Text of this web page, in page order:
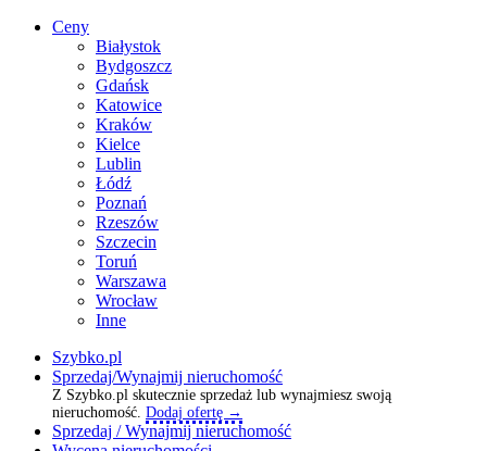
Ceny
Białystok
Bydgoszcz
Gdańsk
Katowice
Kraków
Kielce
Lublin
Łódź
Poznań
Rzeszów
Szczecin
Toruń
Warszawa
Wrocław
Inne
Szybko.pl
Sprzedaj/Wynajmij nieruchomość
Z Szybko.pl skutecznie sprzedaż lub wynajmiesz swoją
nieruchomość. Dodaj ofertę →
Sprzedaj / Wynajmij nieruchomość